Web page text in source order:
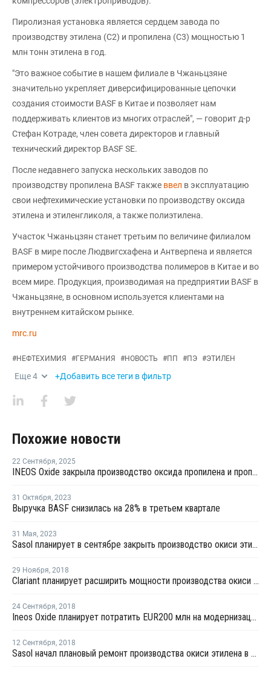
Пиролизная установка является сердцем завода по
производству этилена (С2) и пропилена (С3) мощностью 1
млн тонн этилена в год.
"Это важное событие в нашем филиале в Чжаньцзяне
значительно укрепляет диверсифицированные цепочки
создания стоимости BASF в Китае и позволяет нам
поддерживать клиентов из многих отраслей", — говорит д-р
Стефан Котраде, член совета директоров и главный
технический директор BASF SE.
После недавнего запуска нескольких заводов по
производству пропилена BASF также ввел в эксплуатацию
свои нефтехимические установки по производству оксида
этилена и этиленгликоля, а также полиэтилена.
Участок Чжаньцзян станет третьим по величине филиалом
BASF в мире после Людвигсхафена и Антверпена и является
примером устойчивого производства полимеров в Китае и во
всем мире. Продукция, производимая на предприятии BASF в
Чжаньцзяне, в основном используется клиентами на
внутреннем китайском рынке.
mrc.ru
#НЕФТЕХИМИЯ #ГЕРМАНИЯ #НОВОСТЬ #ПП #ПЭ #ЭТИЛЕН
Еще4 +Добавить все теги в фильтр
Похожие новости
22 Сентября, 2025
INEOS Oxide закрыла производство оксида пропилена и пропиленгликолей в Германии
31 Октября, 2023
Выручка BASF снизилась на 28% в третьем квартале
31 Мая, 2023
Sasol планирует в сентябре закрыть производство окиси этилена в Германии на ремонт
29 Ноября, 2018
Clariant планирует расширить мощности производства окиси этилена в Гендорфе
24 Сентября, 2018
Ineos Oxide планирует потратить EUR200 млн на модернизацию производства окиси этилена в Европе
12 Сентября, 2018
Sasol начал плановый ремонт производства окиси этилена в Германии